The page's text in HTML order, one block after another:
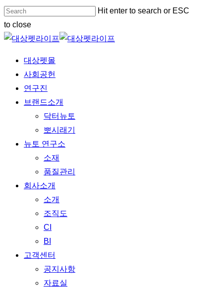
Skip
to
main
Hit enter to search or ESC
to close
Close
Menu 대상펫몰
사회공헌
연구진
브랜드소개
닥터뉴토
뽀시래기
뉴토 연구소
소재
품질관리
회사소개
소개
조직도
CI
BI
고객센터
공지사항
자료실